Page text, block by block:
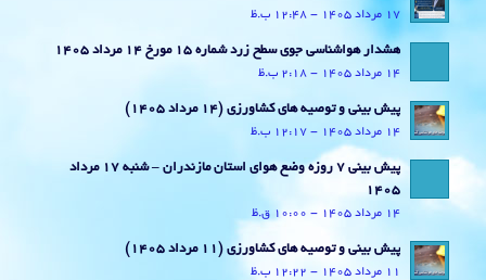
17 مرداد 1405 - 12:48 ب.ظ
هشدار هواشناسی جوی سطح زرد شماره 15 مورخ 14 مرداد 1405
14 مرداد 1405 - 2:18 ب.ظ
پیش بینی و توصیه های کشاورزی (14 مرداد ۱۴۰۵)
14 مرداد 1405 - 12:17 ب.ظ
پیش بینی 7 روزه وضع هوای استان مازندران – شنبه 17 مرداد
1405
14 مرداد 1405 - 10:00 ق.ظ
پیش بینی و توصیه های کشاورزی (11 مرداد ۱۴۰۵)
11 مرداد 1405 - 12:22 ب.ظ